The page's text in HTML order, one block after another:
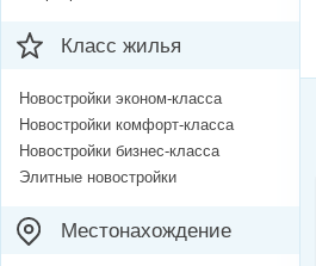
Класс жилья
Новостройки эконом-класса
Новостройки комфорт-класса
Новостройки бизнес-класса
Элитные новостройки
Местонахождение